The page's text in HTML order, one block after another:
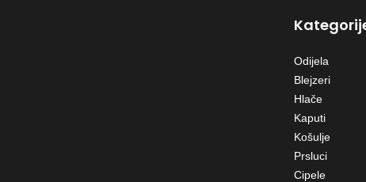
Odijela
Blejzeri
Hlače
Kaputi
Košulje
Prsluci
Cipele